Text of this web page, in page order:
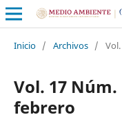
Inicio / Archivos /
Vol. 17 Núm.
febrero